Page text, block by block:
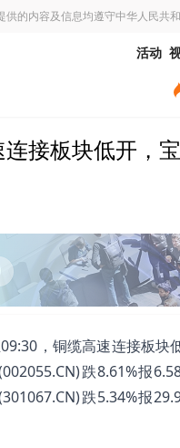
的内容及信息均遵守中华人民共
活动
连接板块低开，
，铜缆高速连接板
跌8.61%报
跌5.34%报